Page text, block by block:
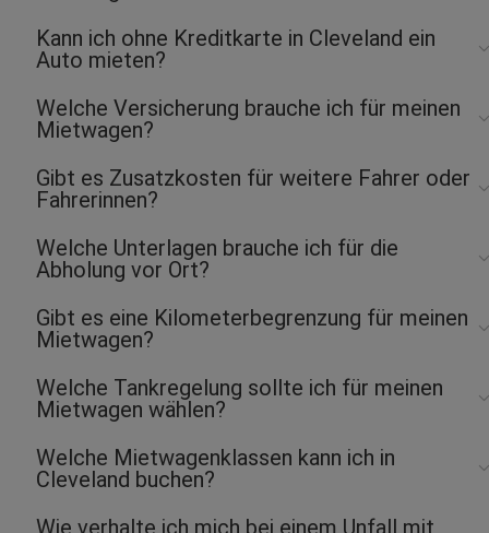
Kann ich ohne Kreditkarte in Cleveland ein
Auto mieten?
Welche Versicherung brauche ich für meinen
Mietwagen?
Gibt es Zusatzkosten für weitere Fahrer oder
Fahrerinnen?
Welche Unterlagen brauche ich für die
Abholung vor Ort?
Gibt es eine Kilometerbegrenzung für meinen
Mietwagen?
Welche Tankregelung sollte ich für meinen
Mietwagen wählen?
Welche Mietwagenklassen kann ich in
Cleveland buchen?
Wie verhalte ich mich bei einem Unfall mit